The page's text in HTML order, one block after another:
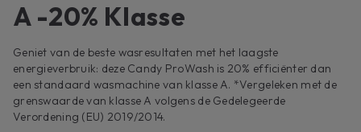
A -20% Klasse
Geniet van de beste wasresultaten met het laagste
energieverbruik: deze Candy ProWash is 20% efficiënter dan
een standaard wasmachine van klasse A. *Vergeleken met de
grenswaarde van klasse A volgens de Gedelegeerde
Verordening (EU) 2019/2014.